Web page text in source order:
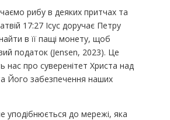
рибу в деяких притчах та
17:27 Ісус доручає Петру
в її пащі монету, щоб
податок (Jensen, 2023). Це
нас про суверенітет Христа над
Його забезпечення наших
уподібнюється до мережі, яка